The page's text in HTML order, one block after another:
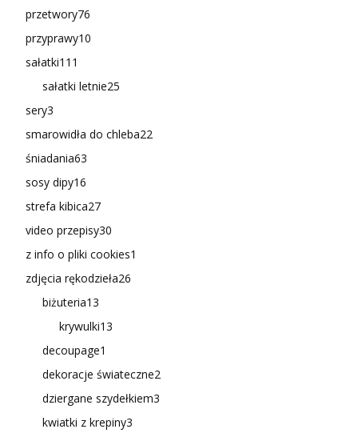
przetwory76
przyprawy10
sałatki111
sałatki letnie25
sery3
smarowidła do chleba22
śniadania63
sosy dipy16
strefa kibica27
video przepisy30
z info o pliki cookies1
zdjęcia rękodzieła26
biżuteria13
krywulki13
decoupage1
dekoracje świateczne2
dziergane szydełkiem3
kwiatki z krepiny3